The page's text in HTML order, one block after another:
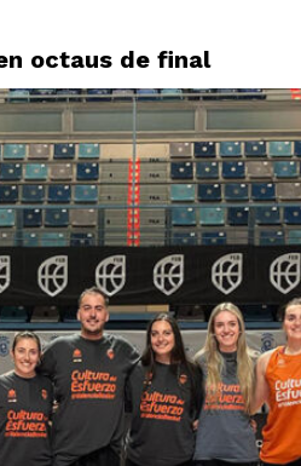
octaus de final